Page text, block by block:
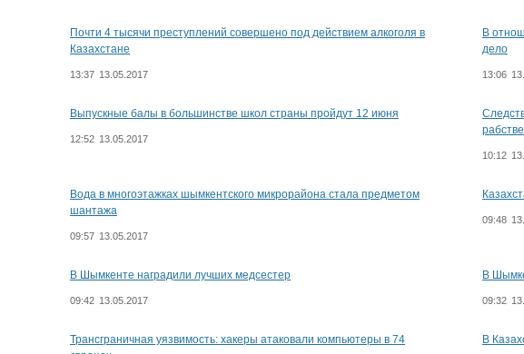
Почти 4 тысячи преступлений совершено под действием алкоголя в
Казахстане
13:37 13.05.2017
В
дело
13:06
Выпускные балы в большинстве школ страны пройдут 12 июня
12:52 13.05.2017
10:12
Вода в многоэтажках шымкентского микрорайона стала предметом
шантажа
09:57 13.05.2017
09:48
В Шымкенте наградили лучших медсестер
09:42 13.05.2017
В
09:32
Трансграничная уязвимость: хакеры атаковали компьютеры в 74
В